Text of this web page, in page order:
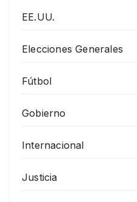
EE.UU.
Elecciones Generales
Fútbol
Gobierno
Internacional
Justicia